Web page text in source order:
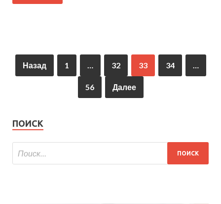
Назад 1 … 32 33 34 …
56 Далее
ПОИСК